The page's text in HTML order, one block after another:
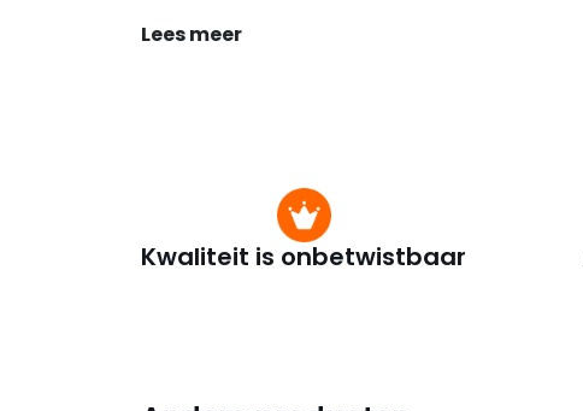
Lees meer
Kwaliteit is onbetwistbaar